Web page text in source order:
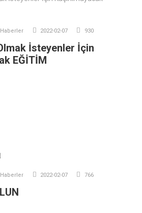
2022-02-07 930
Olmak İsteyenler İçin
EĞİTİM
2022-02-07 766